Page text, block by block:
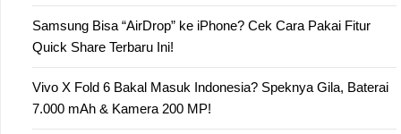
Samsung Bisa “AirDrop” ke iPhone? Cek Cara Pakai Fitur
Quick Share Terbaru Ini!
Vivo X Fold 6 Bakal Masuk Indonesia? Speknya Gila, Baterai
7.000 mAh & Kamera 200 MP!